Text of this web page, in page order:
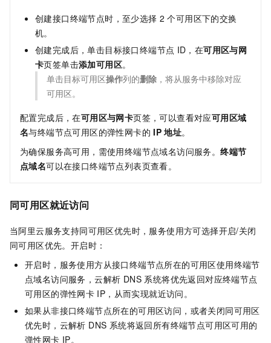
创建接口终端节点时，至少选择 2 个可用区下的交换
机。
创建完成后，单击目标接口终端节点 ID，在可用区与网
卡页签单击添加可用区。
单击目标可用区操作列的删除 ，将从服务中移除对应
可用区。
配置完成后，在可用区与网卡页签，可以查看对应可用区域
名与终端节点可用区的弹性网卡的 IP 地址。
为确保服务高可用，需使用终端节点域名访问服务。终端节
点域名可以在接口终端节点列表页查看。
同可用区就近访问
当阿里云服务支持同可用区优先时，服务使用方可选择开启/关闭
同可用区优先。开启时：
开启时，服务使用方从接口终端节点所在的可用区使用终端节
点域名访问服务，云解析 DNS 系统将优先返回对应终端节点
可用区的弹性网卡 IP，从而实现就近访问。
如果从非接口终端节点所在的可用区访问，或者关闭同可用区
优先时，云解析 DNS 系统将返回所有终端节点可用区可用的
弹性网卡 IP。